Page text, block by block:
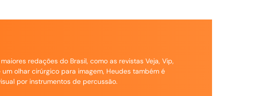
redações do Brasil, como as revistas Veja, Vip,
olhar cirúrgico para imagem, Heudes também é
por instrumentos de percussão.